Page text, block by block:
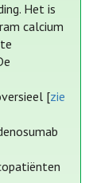
Het is
calcium
[zie